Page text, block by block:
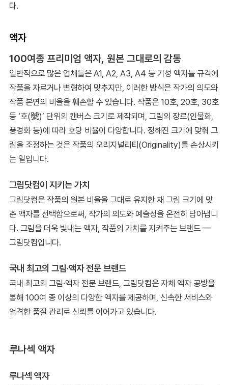
다.
액자
100여종 프리미엄 액자, 원본 그대로의 감동
일반적으로 많은 업체들은 A1, A2, A3, A4 등 기성 액자틀 규격에
작품을 자르거나 변형하여 맞추지만, 이러한 방식은 작가의 의도와
작품 본연의 비율을 훼손할 수 있습니다. 작품은 10호, 20호, 30호
등 ‘호(號)’ 단위의 캔버스 크기로 제작되며, 그림의 장르(인물화,
풍경화 등)에 따라 호당 비율이 다양합니다. 정해진 크기에 맞춰 그
림을 조정하는 것은 작품의 오리지널리티(Originality)를 손상시키
는 일입니다.
그림닷컴이 지키는 가치
그림닷컴은 작품의 원본 비율을 그대로 유지한 채 그림 크기에 맞
춘 액자를 선택함으로써, 작가의 의도와 예술성을 온전히 담아냅니
다. 그림을 더욱 빛내는 액자, 작품의 가치를 지켜주는 브랜드 —
그림닷컴입니다.
국내 최고의 그림·액자 전문 브랜드
국내 최고의 그림·액자 전문 브랜드, 그림닷컴은 자체 액자 공방을
통해 100여 종 이상의 다양한 액자를 제공하며, 신속한 서비스와
엄격한 품질 관리로 신뢰를 이어가고 있습니다.
루나섹 액자
루나섹 액자